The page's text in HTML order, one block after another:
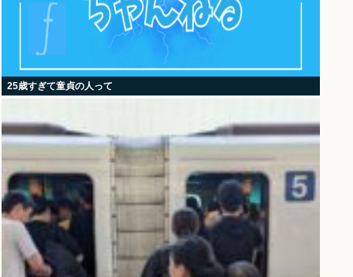
25歳すぎて童貞の人って